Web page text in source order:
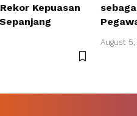
Kepuasan
August